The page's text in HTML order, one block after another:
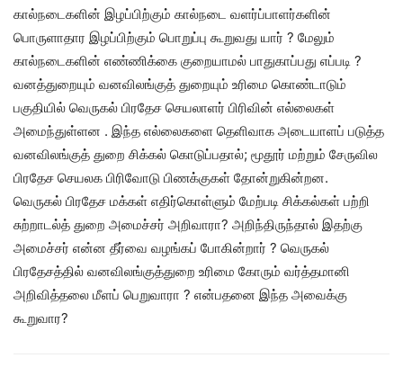
கால்நடைகளின் இழப்பிற்கும் கால்நடை வளர்ப்பாளர்களின்
பொருளாதார இழப்பிற்கும் பொறுப்பு கூறுவது யார் ? மேலும்
கால்நடைகளின் எண்ணிக்கை குறையாமல் பாதுகாப்பது எப்படி ?
வனத்துறையும் வனவிலங்குத் துறையும் உரிமை கொண்டாடும்
பகுதியில் வெருகல் பிரதேச செயலாளர் பிரிவின் எல்லைகள்
அமைந்துள்ளன . இந்த எல்லைகளை தெளிவாக அடையாளப் படுத்த
வனவிலங்குத் துறை சிக்கல் கொடுப்பதால்; மூதூர் மற்றும் சேருவில
பிரதேச செயலக பிரிவோடு பிணக்குகள் தோன்றுகின்றன.
வெருகல் பிரதேச மக்கள் எதிர்கொள்ளும் மேற்படி சிக்கல்கள் பற்றி
சுற்றாடல்த் துறை அமைச்சர் அறிவாரா? அறிந்திருந்தால் இதற்கு
அமைச்சர் என்ன தீர்வை வழங்கப் போகின்றார் ? வெருகல்
பிரதேசத்தில் வனவிலங்குத்துறை உரிமை கோரும் வர்த்தமானி
அறிவித்தலை மீளப் பெறுவாரா ? என்பதனை இந்த அவைக்கு
கூறுவார?